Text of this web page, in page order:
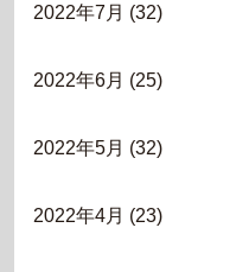
2022年7月 (32)
2022年6月 (25)
2022年5月 (32)
2022年4月 (23)